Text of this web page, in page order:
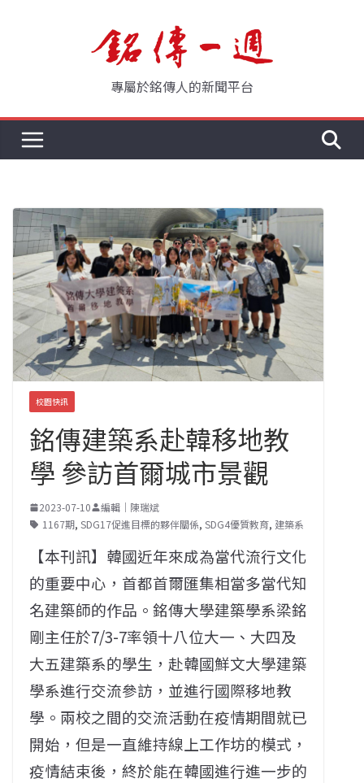
專屬於銘傳人的新聞平台
校園快訊
銘傳建築系赴韓移地教
學 參訪首爾城市景觀
2023-07-10
編輯｜陳瑞斌
1167期, SDG17促進目標的夥伴關係, SDG4優質教育, 建築系
【本刊訊】韓國近年來成為當代流行文化
的重要中心，首都首爾匯集相當多當代知
名建築師的作品。銘傳大學建築學系梁銘
剛主任於7/3-7率領十八位大一、大四及
大五建築系的學生，赴韓國鮮文大學建築
學系進行交流參訪，並進行國際移地教
學。兩校之間的交流活動在疫情期間就已
開始，但是一直維持線上工作坊的模式，
疫情結束後，終於能在韓國進行進一步的